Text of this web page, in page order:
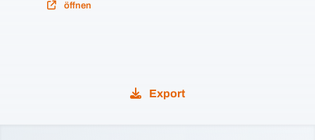
öffnen
Export